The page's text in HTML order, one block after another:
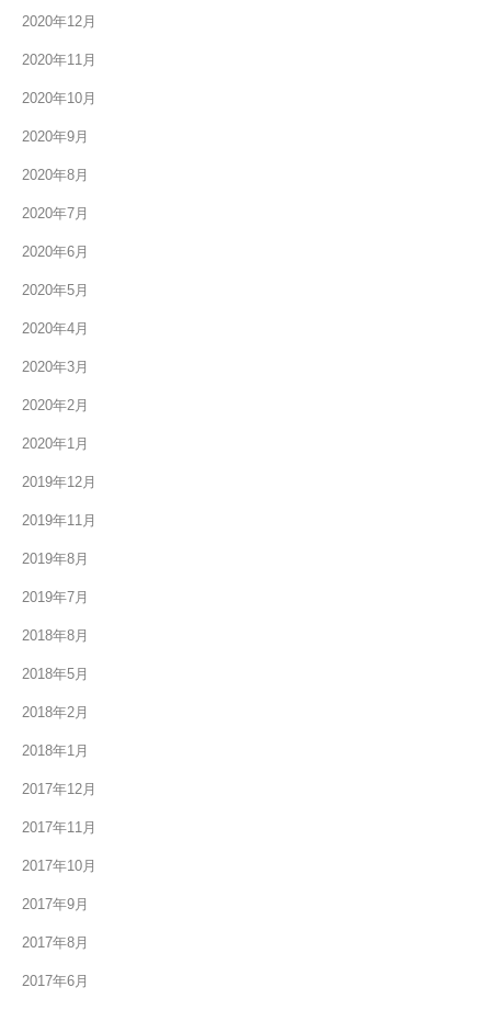
2020年12月
2020年11月
2020年10月
2020年9月
2020年8月
2020年7月
2020年6月
2020年5月
2020年4月
2020年3月
2020年2月
2020年1月
2019年12月
2019年11月
2019年8月
2019年7月
2018年8月
2018年5月
2018年2月
2018年1月
2017年12月
2017年11月
2017年10月
2017年9月
2017年8月
2017年6月